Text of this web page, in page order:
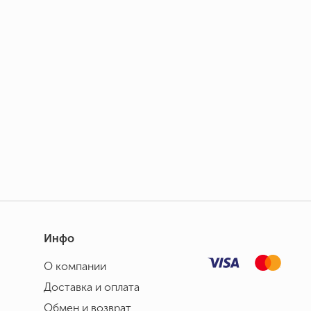
Инфо
О компании
Доставка и оплата
Обмен и возврат